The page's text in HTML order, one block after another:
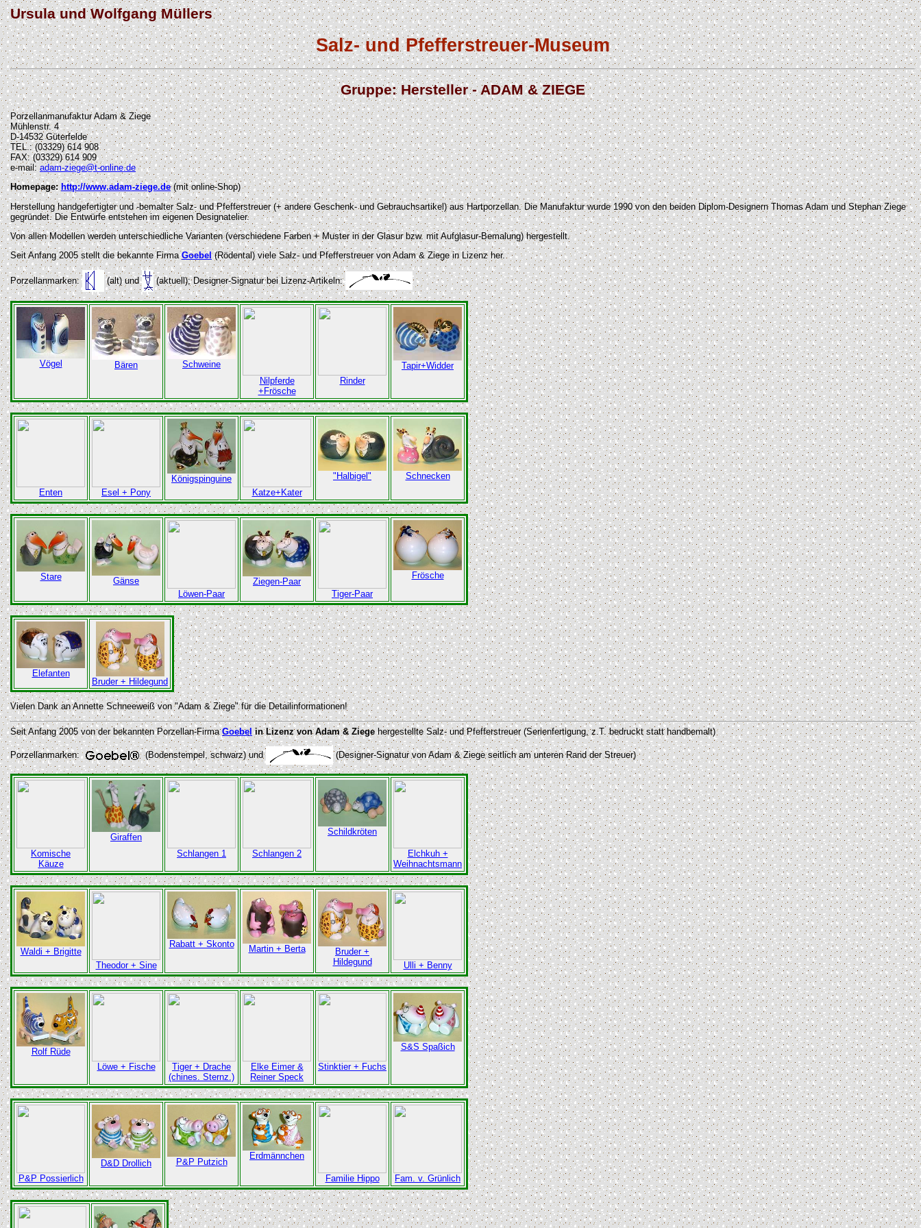
Ursula und Wolfgang Müllers
Salz- und Pfefferstreuer-Museum
Gruppe: Hersteller - ADAM & ZIEGE
Porzellanmanufaktur Adam & Ziege
Mühlenstr. 4
D-14532 Güterfelde
TEL.: (03329) 614 908
FAX: (03329) 614 909
e-mail:adam-ziege@t-online.de
Homepage: http://www.adam-ziege.de(mit online-Shop)
Herstellung handgefertigter und -bemalter Salz- und Pfefferstreuer (+ andere Geschenk- und Gebrauchsartikel) aus Hartporzellan. Die Manufaktur wurde 1990 von den beiden Diplom-Designern Thomas Adam und Stephan Ziege
gegründet. Die Entwürfe entstehen im eigenen Designatelier.
Von allen Modellen werden unterschiedliche Varianten (verschiedene Farben + Muster in der Glasur bzw. mit Aufglasur-Bemalung) hergestellt.
Seit Anfang 2005 stellt die bekannte FirmaGoebel(Rödental) viele Salz- und Pfefferstreuer von Adam & Ziege in Lizenz her.
Porzellanmarken: (alt) und (aktuell); Designer-Signatur bei Lizenz-Artikeln:
Vögel Bären
Schweine
Nilpferde
+Frösche
Rinder
Tapir+Widder
Enten Esel + Pony
Königspinguine
Katze+Kater
"Halbigel" Schnecken
Stare
Gänse
Löwen-Paar
Ziegen-Paar
Tiger-Paar
Frösche
Elefanten
Bruder + Hildegund
Vielen Dank an Annette Schneeweiß von "Adam & Ziege" für die Detailinformationen!
Seit Anfang 2005 von der bekannten Porzellan-FirmaGoebel in Lizenz von Adam & Ziege hergestellte Salz- und Pfefferstreuer (Serienfertigung, z.T. bedruckt statt handbemalt)
Porzellanmarken: (Bodenstempel, schwarz) und (Designer-Signatur von Adam & Ziege seitlich am unteren Rand der Streuer)
Komische
Käuze
Giraffen
Schlangen 1
Schlangen 2
Schildkröten
Elchkuh +
Weihnachtsmann
Waldi + Brigitte
Theodor + Sine
Rabatt + Skonto Martin + Berta
Bruder +
Hildegund
Ulli + Benny
Rolf Rüde
Löwe + Fische
Tiger + Drache
(chines. Sternz.)
Elke Eimer &
Reiner Speck
Stinktier + Fuchs
S&S Spaßich
P&P Possierlich
D&D Drollich P&P Putzich
Erdmännchen
Familie Hippo Fam. v. Grünlich